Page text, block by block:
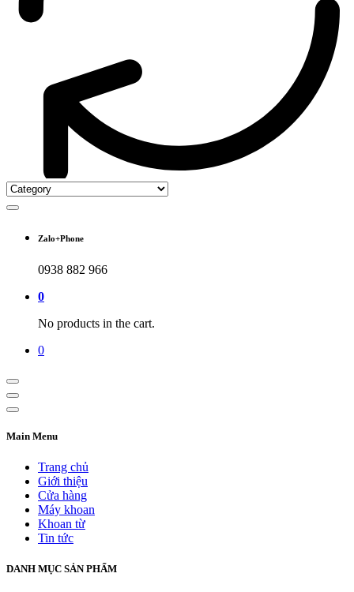
Zalo+Phone
0938 882 966
0
No products in the cart.
0
Main Menu
Trang chủ
Giới thiệu
Cửa hàng
Máy khoan
Khoan từ
Tin tức
DANH MỤC SẢN PHẨM